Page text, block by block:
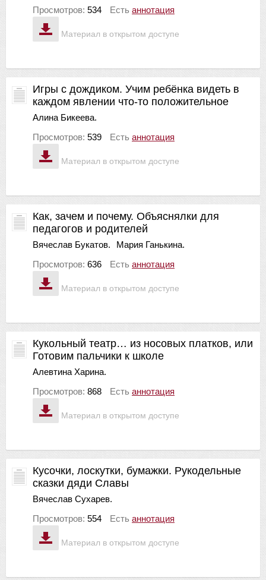
Материал в открытом доступе
Просмотров: 534 Есть аннотация
Материал в открытом доступе
Игры с дождиком. Учим ребёнка видеть в
каждом явлении что-то положительное
Алина Бикеева.
Просмотров: 539 Есть аннотация
Материал в открытом доступе
Как, зачем и почему. Объяснялки для
педагогов и родителей
Вячеслав Букатов.
Мария Ганькина.
Просмотров: 636 Есть аннотация
Материал в открытом доступе
Кукольный театр… из носовых платков, или
Готовим пальчики к школе
Алевтина Харина.
Просмотров: 868 Есть аннотация
Материал в открытом доступе
Кусочки, лоскутки, бумажки. Рукодельные
сказки дяди Славы
Вячеслав Сухарев.
Просмотров: 554 Есть аннотация